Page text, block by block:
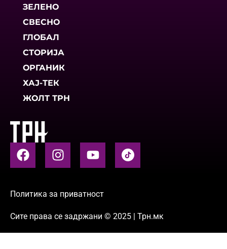
ЗЕЛЕНО
СВЕСНО
ГЛОБАЛ
СТОРИЈА
ОРГАНИК
ХАЈ-ТЕК
ЖОЛТ ТРН
Политика за приватност
Сите права се задржани © 2025 | Трн.мк